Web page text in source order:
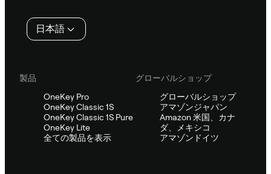
日本語
製品
OneKey Pro
OneKey Classic 1S
OneKey Classic 1S Pure
OneKey Lite
全ての製品を表示
グローバルショップ
グローバルショップ
アマゾンジャパン
Amazon 米国、カナ
ダ、メキシコ
アマゾンドイツ